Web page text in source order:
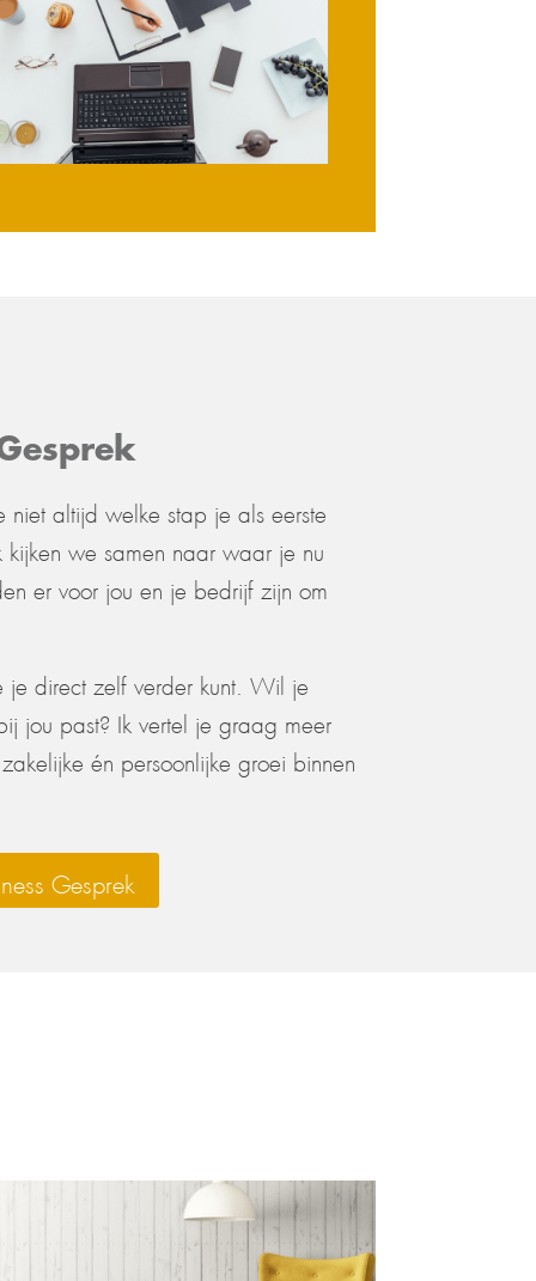
altijd welke stap je als eerste
kijken we samen naar waar je nu
er voor jou en je bedrijf zijn om
je direct zelf verder kunt. Wil je
jou past? Ik vertel je graag meer
én persoonlijke groei binnen
Gesprek